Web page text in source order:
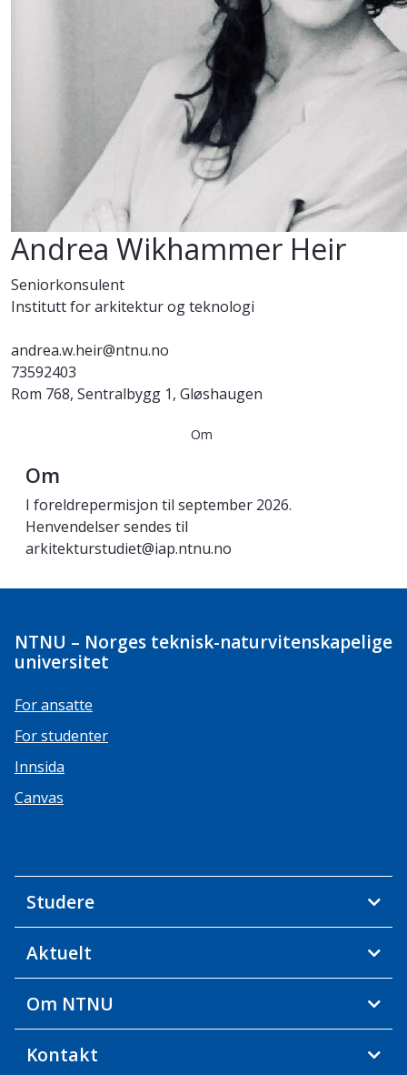
Andrea Wikhammer Heir
Seniorkonsulent
Institutt for arkitektur og teknologi
andrea.w.heir@ntnu.no
73592403
Rom 768, Sentralbygg 1, Gløshaugen
Om
Om
I foreldrepermisjon til september 2026.
Henvendelser sendes til
arkitekturstudiet@iap.ntnu.no
NTNU – Norges teknisk-naturvitenskapelige
universitet
For ansatte
For studenter
Innsida
Canvas
Studere
Aktuelt
Om NTNU
Kontakt